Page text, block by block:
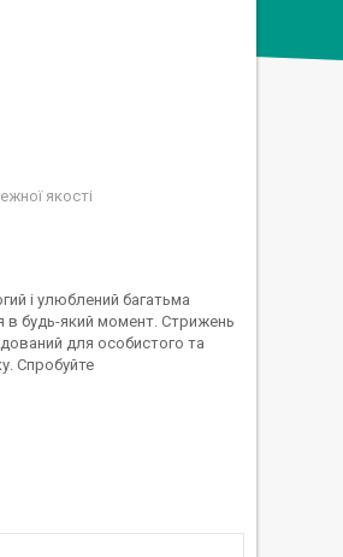
якості
і улюблений багатьма
в будь-який момент. Стрижень
для особистого та
Спробуйте